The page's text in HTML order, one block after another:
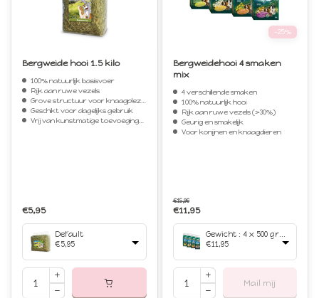
Bergweide hooi 1.5 kilo
100% natuurlijk basisvoer
Rijk aan ruwe vezels
Grove structuur voor knaagplezier
Geschikt voor dagelijks gebruik
Vrij van kunstmatige toevoegingen
€5,95
Default
€5,95
-25%
Bergweidehooi 4 smaken
mix
4 verschillende smaken
100% natuurlijk hooi
Rijk aan ruwe vezels (>30%)
Geurig en smakelijk
Voor konijnen en knaagdieren
€15,96
€11,95
Gewicht : 4 x 500 gram
€11,95
Mail mij